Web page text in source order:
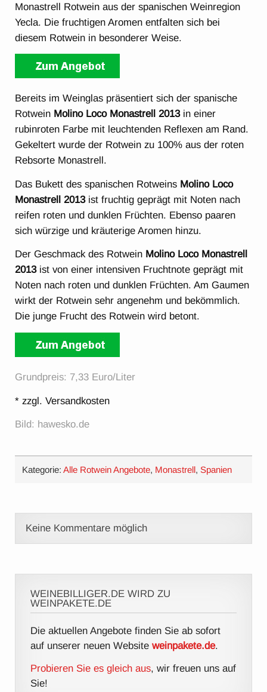
Monastrell Rotwein aus der spanischen Weinregion
Yecla. Die fruchtigen Aromen entfalten sich bei
diesem Rotwein in besonderer Weise.
Bereits im Weinglas präsentiert sich der spanische
Rotwein Molino Loco Monastrell 2013in einer
rubinroten Farbe mit leuchtenden Reflexen am Rand.
Gekeltert wurde der Rotwein zu 100% aus der roten
Rebsorte Monastrell.
Das Bukett des spanischen Rotweins Molino Loco
Monastrell 2013ist fruchtig geprägt mit Noten nach
reifen roten und dunklen Früchten. Ebenso paaren
sich würzige und kräuterige Aromen hinzu.
Der Geschmack des Rotwein Molino Loco Monastrell
2013ist von einer intensiven Fruchtnote geprägt mit
Noten nach roten und dunklen Früchten. Am Gaumen
wirkt der Rotwein sehr angenehm und bekömmlich.
Die junge Frucht des Rotwein wird betont.
Grundpreis: 7,33 Euro/Liter
* zzgl. Versandkosten
Bild: hawesko.de
Kategorie:Alle Rotwein Angebote, Monastrell,Spanien
Keine Kommentare möglich
WEINEBILLIGER.DE WIRD ZU
WEINPAKETE.DE
Die aktuellen Angebote finden Sie ab sofort
auf unserer neuen Websiteweinpakete.de.
Probieren Sie es gleich aus, wir freuen uns auf
Sie!